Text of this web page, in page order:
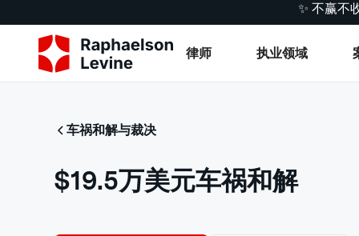
✨ 不赢不
律师 执业领域
车祸和解与裁决
$19.5万美元车祸和解